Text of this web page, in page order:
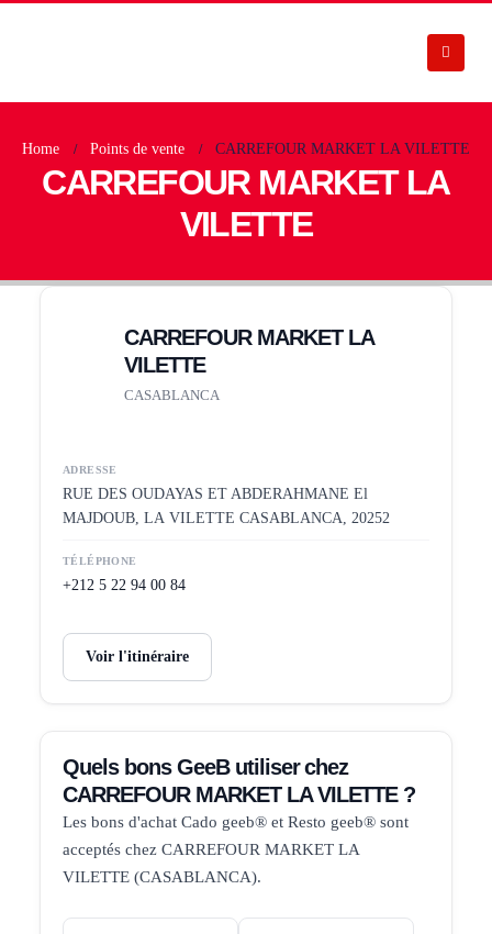
Home Points de vente CARREFOUR MARKET LA VILETTE
CARREFOUR MARKET LA
VILETTE
CARREFOUR MARKET LA
VILETTE
CASABLANCA
ADRESSE
RUE DES OUDAYAS ET ABDERAHMANE El
MAJDOUB, LA VILETTE CASABLANCA, 20252
TÉLÉPHONE
+212 5 22 94 00 84
Voir l'itinéraire
Quels bons GeeB utiliser chez
CARREFOUR MARKET LA VILETTE ?
Les bons d'achat Cado geeb® et Resto geeb® sont
acceptés chez CARREFOUR MARKET LA
VILETTE (CASABLANCA).